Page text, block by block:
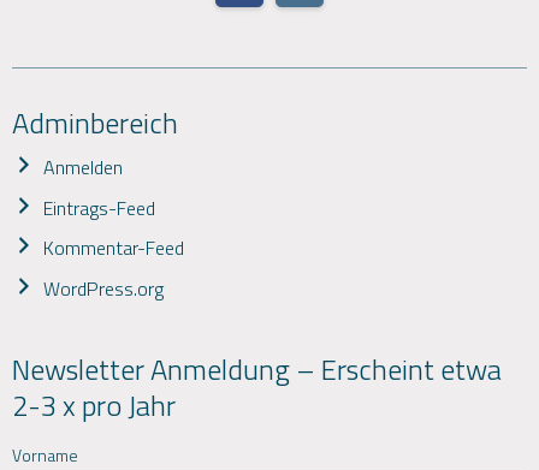
Adminbereich
Anmelden
Eintrags-Feed
Kommentar-Feed
WordPress.org
Newsletter Anmeldung – Erscheint etwa
2-3 x pro Jahr
Vorname